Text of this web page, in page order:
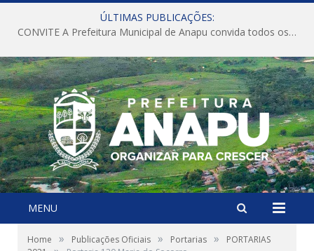
ÚLTIMAS PUBLICAÇÕES:
CONVITE A Prefeitura Municipal de Anapu convida todos os servidores públicos municipais para participarem da Audiência Pública de discussão da Lei de Diretrizes Orçamentárias (LDO), importante instrumento de planejamento das ações e investimentos da Administração Pública para o próximo exercício financeiro.
MENU
Home » Publicações Oficiais » Portarias »
PORTARIAS